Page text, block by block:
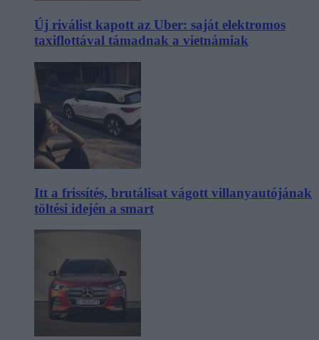
Új riválist kapott az Uber: saját elektromos
taxiflottával támadnak a vietnámiak
Itt a frissítés, brutálisat vágott villanyautójának
töltési idején a smart